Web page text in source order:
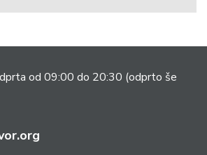
od 09:00 do 20:30 (odprto še